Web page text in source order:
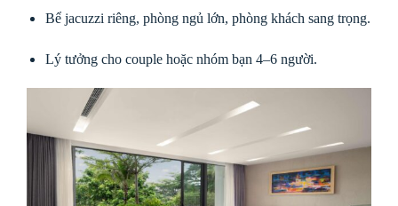
Bể jacuzzi riêng, phòng ngủ lớn, phòng khách sang trọng.
Lý tưởng cho couple hoặc nhóm bạn 4–6 người.